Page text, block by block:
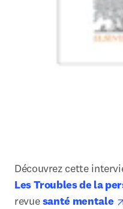
Les Troubles de la
revue santé mentale